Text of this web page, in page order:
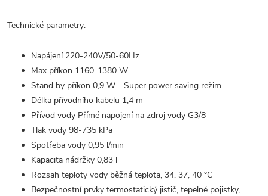
Technické parametry:
Napájení 220-240V/50-60Hz
Max příkon 1160-1380 W
Stand by příkon 0,9 W - Super power saving režim
Délka přívodního kabelu 1,4 m
Přívod vody Přímé napojení na zdroj vody G3/8
Tlak vody 98-735 kPa
Spotřeba vody 0,95 l/min
Kapacita nádržky 0,83 l
Rozsah teploty vody běžná teplota, 34, 37, 40 °C
Bezpečnostní prvky termostatický jistič, tepelné pojistky,